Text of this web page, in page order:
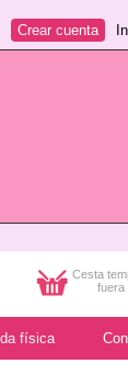
Crear cuenta
Cesta
fuera
física